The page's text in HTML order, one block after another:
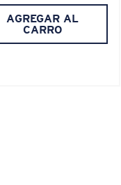
AGREGAR AL
CARRO